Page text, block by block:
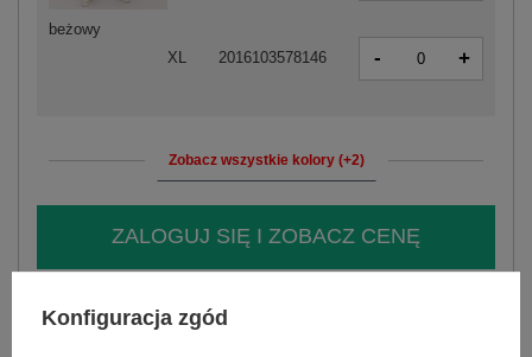
beżowy
XL 2016103578146 - +
Zobacz wszystkie kolory (+2)
ZALOGUJ SIĘ I ZOBACZ CENĘ
Zadzwoń
+48 601 547 740
Konfiguracja zgód